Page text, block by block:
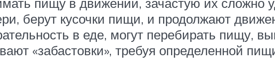
берут кусочки пищи, и продолжают
в еде, могут перебирать пищу,
«забастовки», требуя определенной